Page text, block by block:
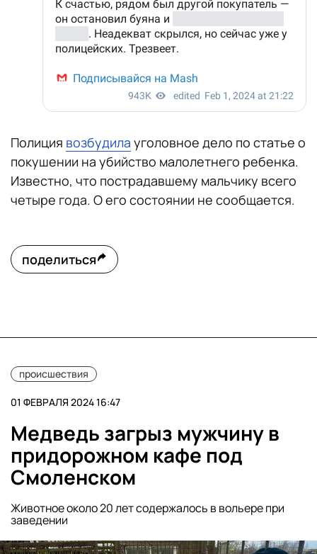
Полиция возбудила уголовное дело по статье о
покушении на убийство малолетнего ребенка.
Известно, что пострадавшему мальчику всего
четыре года. О его состоянии не сообщается.
поделиться
происшествия
01 ФЕВРАЛЯ 2024 16:47
Медведь загрыз мужчину в
придорожном кафе под
Смоленском
Животное около 20 лет содержалось в вольере при
заведении